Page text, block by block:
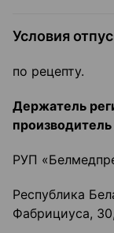
Условия
по рецепту.
Держатель
производитель
РУП
Республика
Фабрициуса, 30,